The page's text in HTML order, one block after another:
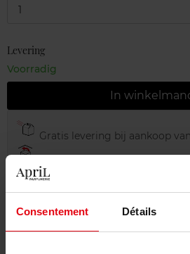
Consentement Détails
1
Levering
Voorradig
In
Gratis levering bij aankoop
Gratis verpakking